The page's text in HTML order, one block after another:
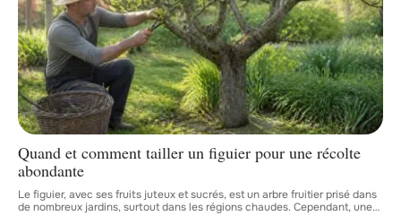
Quand et comment tailler un figuier pour une récolte
abondante
Le figuier, avec ses fruits juteux et sucrés, est un arbre fruitier prisé dans
de nombreux jardins, surtout dans les régions chaudes. Cependant, une…